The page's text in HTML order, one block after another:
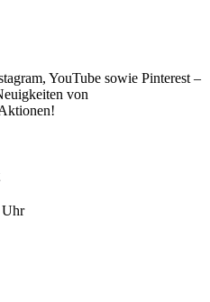
YouTube sowie Pinterest –
von
Uhr